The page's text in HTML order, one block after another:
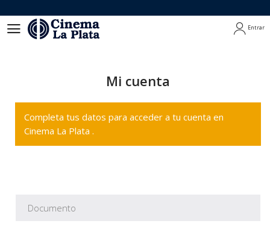
Entrar
Mi cuenta
Completa tus datos para acceder a tu cuenta en
Cinema La Plata .